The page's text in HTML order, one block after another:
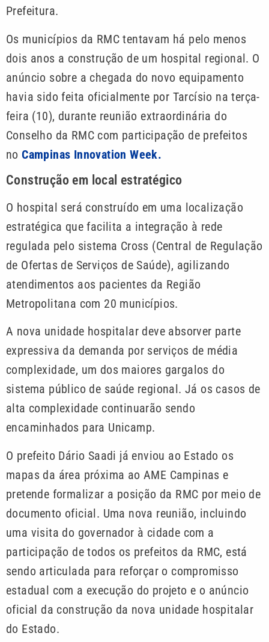
Prefeitura.
Os municípios da RMC tentavam há pelo menos
dois anos a construção de um hospital regional. O
anúncio sobre a chegada do novo equipamento
havia sido feita oficialmente por Tarcísio na terça-
feira (10), durante reunião extraordinária do
Conselho da RMC com participação de prefeitos
noCampinas Innovation Week.
Construção em local estratégico
O hospital será construído em uma localização
estratégica que facilita a integração à rede
regulada pelo sistema Cross (Central de Regulação
de Ofertas de Serviços de Saúde), agilizando
atendimentos aos pacientes da Região
Metropolitana com 20 municípios.
A nova unidade hospitalar deve absorver parte
expressiva da demanda por serviços de média
complexidade, um dos maiores gargalos do
sistema público de saúde regional. Já os casos de
alta complexidade continuarão sendo
encaminhados para Unicamp.
O prefeito Dário Saadi já enviou ao Estado os
mapas da área próxima ao AME Campinas e
pretende formalizar a posição da RMC por meio de
documento oficial. Uma nova reunião, incluindo
uma visita do governador à cidade com a
participação de todos os prefeitos da RMC, está
sendo articulada para reforçar o compromisso
estadual com a execução do projeto e o anúncio
oficial da construção da nova unidade hospitalar
do Estado.